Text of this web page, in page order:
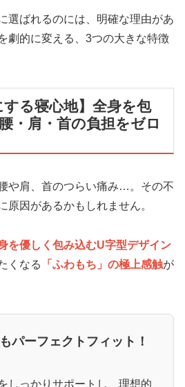
選ばれるのには、明確な理由があ
劇的に変える、3つの大きな特徴
る寝心地】全身を包
・肩・首の負担をゼロ
や肩、首のつらい痛み…。その不
原因があるかもしれません。
を優しく包み込むU字型デザイン
くなる
「ふわもち」の極上感触が
パーフェクトフィット！
しっかりサポートし、理想的